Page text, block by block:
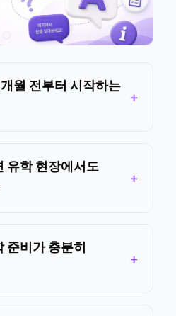
월 전부터 시작하는
유학 현장에서도
준비가 충분히